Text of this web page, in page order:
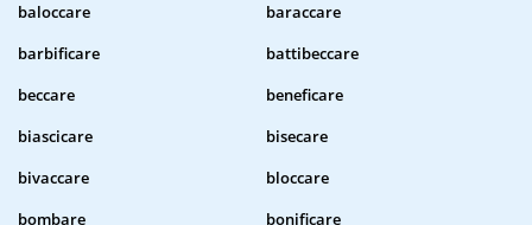
baloccare
baraccare
barbificare
battibeccare
beccare
beneficare
biascicare
bisecare
bivaccare
bloccare
bombare
bonificare